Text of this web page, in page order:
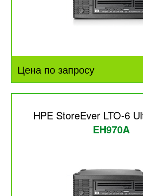
Цена по запросу
HPE StoreEver LTO-6
EH970A